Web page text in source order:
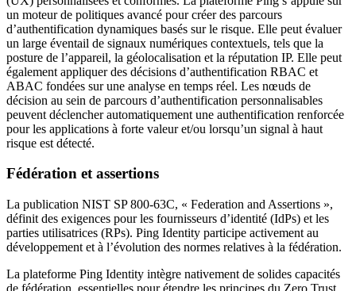
un moteur de politiques avancé pour créer des parcours
d’authentification dynamiques basés sur le risque. Elle peut évaluer
un large éventail de signaux numériques contextuels, tels que la
posture de l’appareil, la géolocalisation et la réputation IP. Elle peut
également appliquer des décisions d’authentification RBAC et
ABAC fondées sur une analyse en temps réel. Les nœuds de
décision au sein de parcours d’authentification personnalisables
peuvent déclencher automatiquement une authentification renforcée
pour les applications à forte valeur et/ou lorsqu’un signal à haut
risque est détecté.
Fédération et assertions
La publication NIST SP 800-63C, « Federation and Assertions »,
définit des exigences pour les fournisseurs d’identité (IdPs) et les
parties utilisatrices (RPs). Ping Identity participe activement au
développement et à l’évolution des normes relatives à la fédération.
La plateforme Ping Identity intègre nativement de solides capacités
de fédération, essentielles pour étendre les principes du Zero Trust